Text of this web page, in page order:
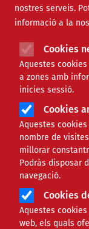
nostres serveis.
informació a la
Cookies
Aquestes
a zones amb
inicies sessió.
Cookies
Aquestes
nombre de
millorar
Podràs disposar
navegació.
Cookies
Aquestes
web, els quals
Tots | Econòmic
Formació |
Ofertes de feina
Webinars
Àmbit
Quina
tenir
Comparteix